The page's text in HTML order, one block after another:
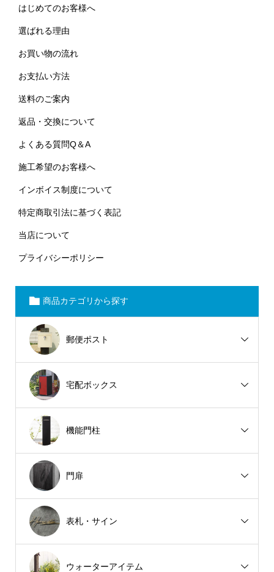
はじめてのお客様へ
選ばれる理由
お買い物の流れ
お支払い方法
送料のご案内
返品・交換について
よくある質問Q＆A
施工希望のお客様へ
インボイス制度について
特定商取引法に基づく表記
当店について
プライバシーポリシー
商品カテゴリから探す
郵便ポスト
宅配ボックス
機能門柱
門扉
表札・サイン
ウォーターアイテム